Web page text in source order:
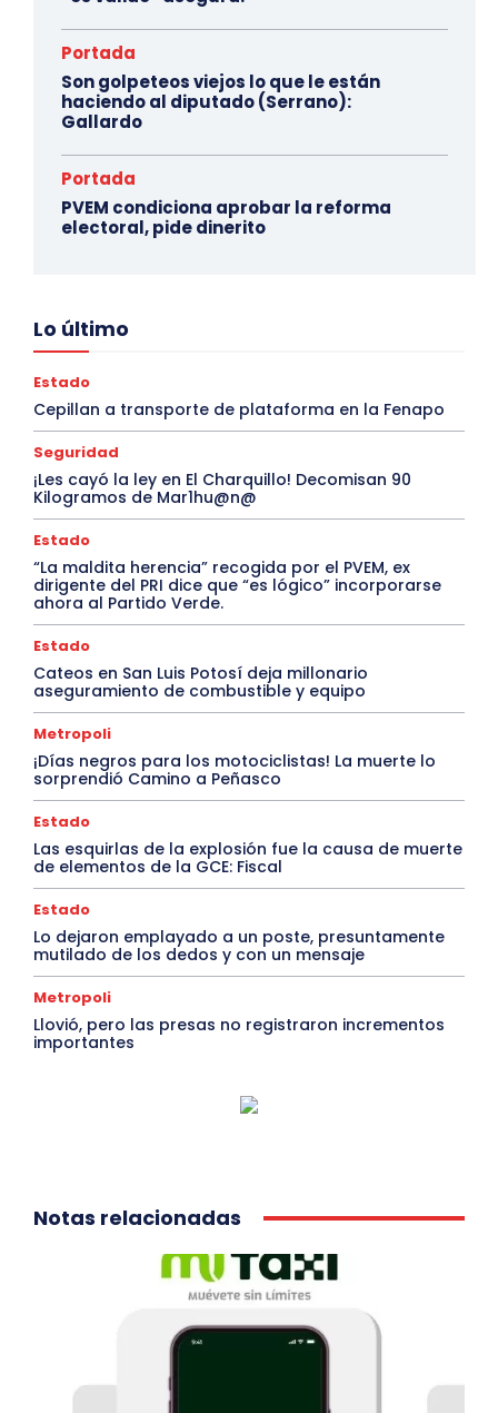
Portada
Son golpeteos viejos lo que le están
haciendo al diputado (Serrano):
Gallardo
Portada
PVEM condiciona aprobar la reforma
electoral, pide dinerito
Lo último
Estado
Cepillan a transporte de plataforma en la Fenapo
Seguridad
¡Les cayó la ley en El Charquillo! Decomisan 90
Kilogramos de Mar1hu@n@
Estado
“La maldita herencia” recogida por el PVEM, ex
dirigente del PRI dice que “es lógico” incorporarse
ahora al Partido Verde.
Estado
Cateos en San Luis Potosí deja millonario
aseguramiento de combustible y equipo
Metropoli
¡Días negros para los motociclistas! La muerte lo
sorprendió Camino a Peñasco
Estado
Las esquirlas de la explosión fue la causa de muerte
de elementos de la GCE: Fiscal
Estado
Lo dejaron emplayado a un poste, presuntamente
mutilado de los dedos y con un mensaje
Metropoli
Llovió, pero las presas no registraron incrementos
importantes
Notas relacionadas